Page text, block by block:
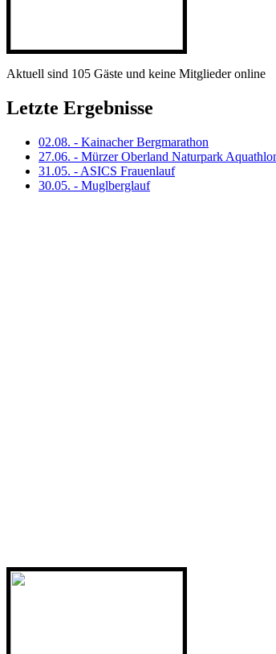
Aktuell sind 105 Gäste und keine Mitglieder online
Letzte Ergebnisse
02.08. - Kainacher Bergmarathon
27.06. - Mürzer Oberland Naturpark
31.05. - ASICS Frauenlauf
30.05. - Muglberglauf